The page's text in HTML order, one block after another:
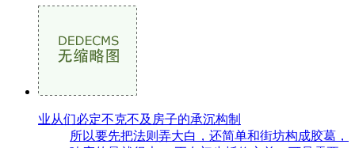
业从们必定不克不及房子的承沉构制
所以要先把法则弄大白，还简单和街坊构成胶葛，